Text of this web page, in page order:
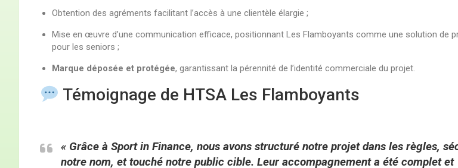
Obtention des agréments facilitant l’accès à une clientèle élargie ;
Mise en œuvre d’une communication efficace, positionnant Les Flamboyants comme une solution de
pour les seniors ;
Marque déposée et protégée, garantissant la pérennité de l’identité commerciale du projet.
Témoignage de HTSA Les Flamboyants
« Grâce à Sport in Finance, nous avons structuré notre projet dans les règles,
notre nom, et touché notre public cible. Leur accompagnement a été complet et